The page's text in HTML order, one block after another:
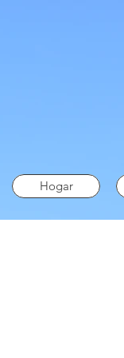
Hogar